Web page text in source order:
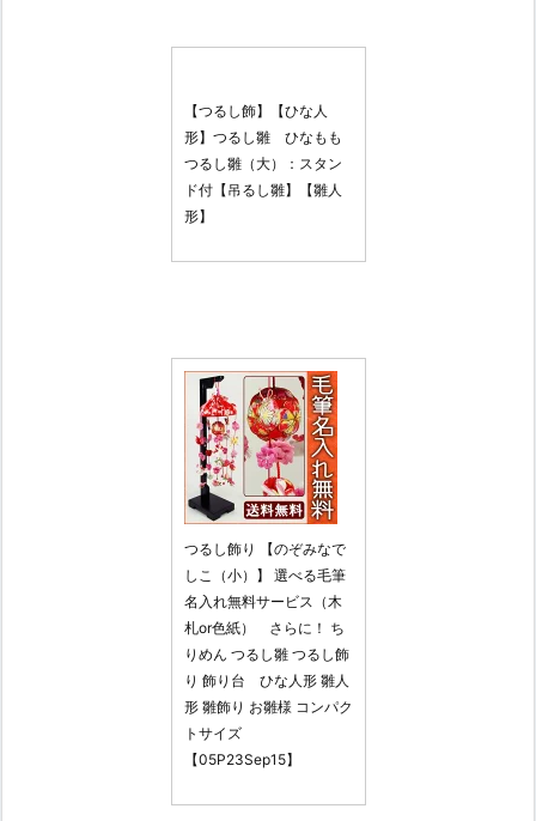
【つるし飾】【ひな人
形】つるし雛 ひなもも
つるし雛（大）：スタン
ド付【吊るし雛】【雛人
形】
つるし飾り 【のぞみなで
しこ（小）】 選べる毛筆
名入れ無料サービス（木
札or色紙） さらに！ ち
りめん つるし雛 つるし飾
り 飾り台 ひな人形 雛人
形 雛飾り お雛様 コンパク
トサイズ
【05P23Sep15】